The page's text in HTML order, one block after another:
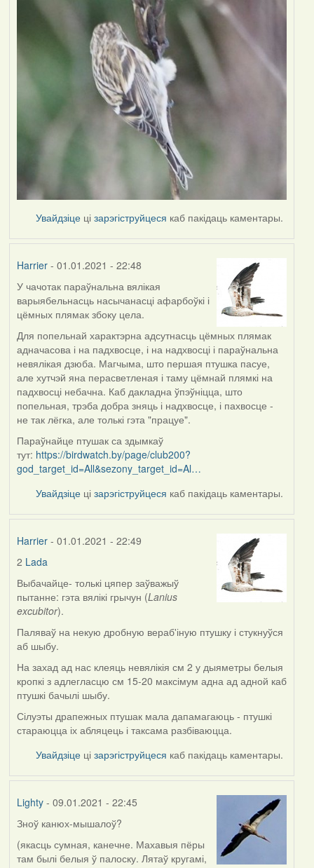
Увайдзіце цізарэгіструйцеся каб пакідаць каментары.
Harrier- 01.01.2021 - 22:48
In
reply
to
by
Lighty
У чачотак параўнальна вялікая
варыябельнасць насычанасці афарбоўкі і
цёмных плямак збоку цела.
Для попельнай характэрна адсутнасць цёмных плямак
адначасова і на падхвосце, і на надхвосці і параўнальна
невялікая дзюба. Магчыма, што першая птушка пасуе,
але хутчэй яна перасветленая і таму цёмнай плямкі на
падхвосці небачна. Каб дакладна ўпэўніцца, што
попельная, трэба добра зняць і надхвосце, і пахвосце -
не так лёгка, але толькі гэта "працуе".
Параўнайце птушак са здымкаў
тут: https://birdwatch.by/page/club200?
god_target_id=All&sezony_target_id=Al…
Увайдзіце цізарэгіструйцеся каб пакідаць каментары.
Harrier- 01.01.2021 - 22:49
In
reply
to
by
2 Lada
Выбачайце- толькі цяпер заўважыў
пытанне: гэта вялікі грычун (Lanius
excubitor).
Паляваў на некую дробную вераб'іную птушку і стукнуўся
аб шыбу.
На захад ад нас клеяць невялікія см 2 у дыяметры белыя
кропкі з адлегласцю см 15-20 максімум адна ад адной каб
птушкі бачылі шыбу.
Сілуэты драпежных птушак мала дапамагаюць - птушкі
стараюцца іх абляцець і таксама разбіваюцца.
Увайдзіце цізарэгіструйцеся каб пакідаць каментары.
Lighty- 09.01.2021 - 22:45
Зноў канюх-мышалоў?
(якасць сумная, канечне. Махавыя пёры
там былі белыя ў палоску. Лятаў кругамі,